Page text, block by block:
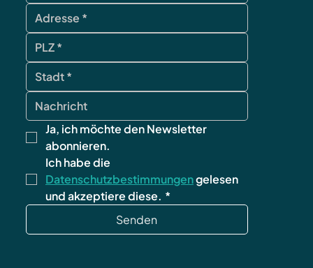
Ja, ich möchte den Newsletter
abonnieren.
Datenschutzbestimmungen gelesen
und akzeptiere diese. *
Senden